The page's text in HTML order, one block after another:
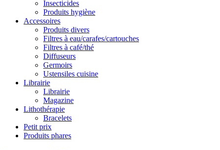
Insecticides
Produits hygiène
Accessoires
Produits divers
Filtres à eau/carafes/cartouches
Filtres à café/thé
Diffuseurs
Germoirs
Ustensiles cuisine
Librairie
Librairie
Magazine
Lithothérapie
Bracelets
Petit prix
Produits phares